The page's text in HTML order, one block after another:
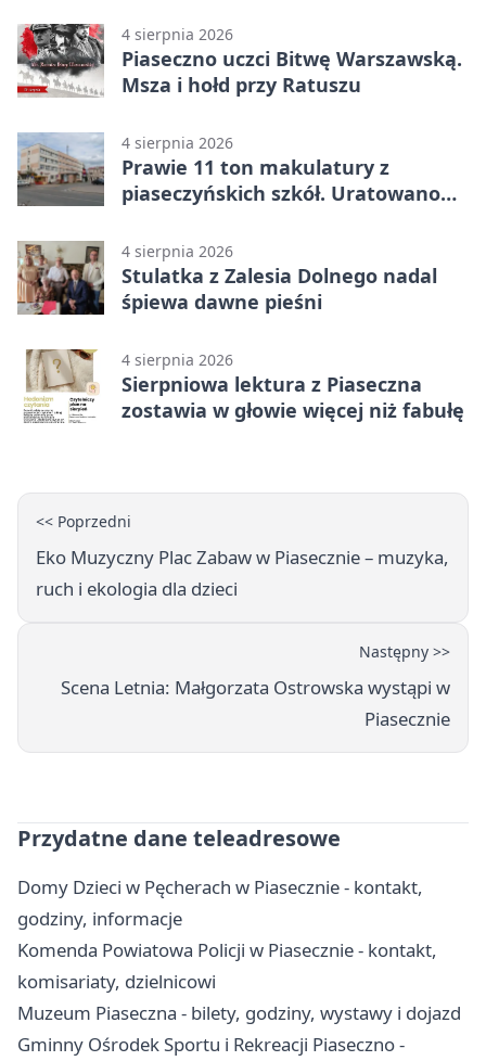
4 sierpnia 2026
Piaseczno uczci Bitwę Warszawską.
Msza i hołd przy Ratuszu
4 sierpnia 2026
Prawie 11 ton makulatury z
piaseczyńskich szkół. Uratowano
4 sierpnia 2026
Stulatka z Zalesia Dolnego nadal
śpiewa dawne pieśni
4 sierpnia 2026
Sierpniowa lektura z Piaseczna
zostawia w głowie więcej niż fabułę
<< Poprzedni
Eko Muzyczny Plac Zabaw w Piasecznie – muzyka,
ruch i ekologia dla dzieci
Następny >>
Scena Letnia: Małgorzata Ostrowska wystąpi w
Piasecznie
Przydatne dane teleadresowe
Domy Dzieci w Pęcherach w Piasecznie - kontakt,
godziny, informacje
Komenda Powiatowa Policji w Piasecznie - kontakt,
komisariaty, dzielnicowi
Muzeum Piaseczna - bilety, godziny, wystawy i dojazd
Gminny Ośrodek Sportu i Rekreacji Piaseczno -